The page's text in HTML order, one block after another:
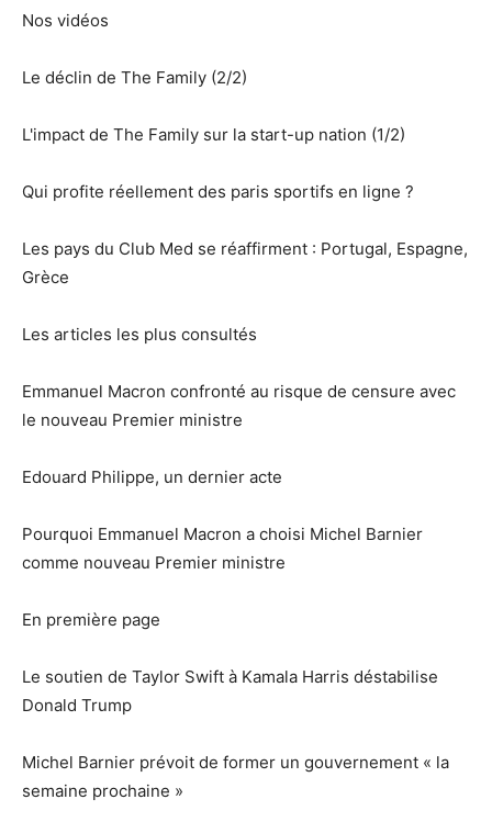
Nos vidéos
Le déclin de The Family (2/2)
L'impact de The Family sur la start-up nation (1/2)
Qui profite réellement des paris sportifs en ligne ?
Les pays du Club Med se réaffirment : Portugal, Espagne,
Grèce
Les articles les plus consultés
Emmanuel Macron confronté au risque de censure avec
le nouveau Premier ministre
Edouard Philippe, un dernier acte
Pourquoi Emmanuel Macron a choisi Michel Barnier
comme nouveau Premier ministre
En première page
Le soutien de Taylor Swift à Kamala Harris déstabilise
Donald Trump
Michel Barnier prévoit de former un gouvernement « la
semaine prochaine »